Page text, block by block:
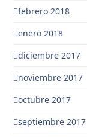
febrero 2018
enero 2018
diciembre 2017
noviembre 2017
octubre 2017
septiembre 2017